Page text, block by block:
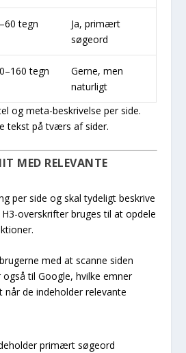
tegn
Ja, primært
søgeord
tegn
Gerne, men
naturligt
og meta-beskrivelse per side.
tekst på tværs af sider.
MED RELEVANTE
per side og skal tydeligt beskrive
overskrifter bruges til at opdele
med at scanne siden
til Google, hvilke emner
de indeholder relevante
primært søgeord